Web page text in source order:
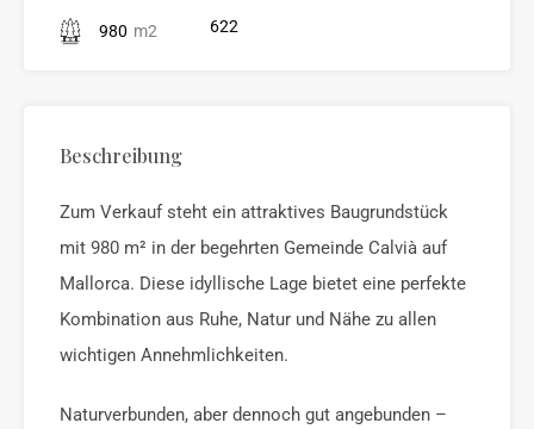
980 m2 622
Beschreibung
Zum Verkauf steht ein attraktives Baugrundstück
mit 980 m² in der begehrten Gemeinde Calvià auf
Mallorca. Diese idyllische Lage bietet eine perfekte
Kombination aus Ruhe, Natur und Nähe zu allen
wichtigen Annehmlichkeiten.
Naturverbunden, aber dennoch gut angebunden –